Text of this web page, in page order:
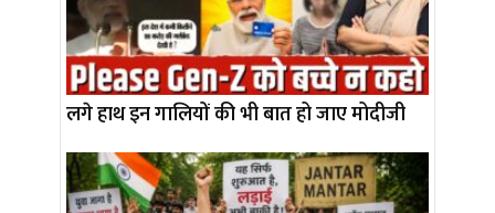
लगे हाथ इन गालियों की भी बात हो जाए मोदीजी